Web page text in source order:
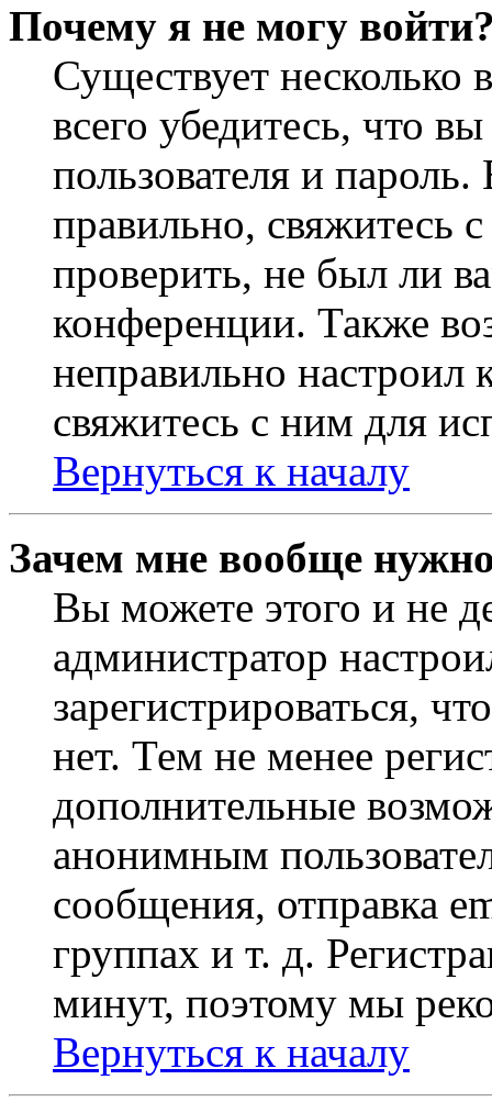
Почему я не могу
Существует
всего убедитесь, что
пользователя и
правильно, свяжитесь
проверить, не был ли
конференции. Также
неправильно
свяжитесь с ним для
Вернуться к началу
Зачем мне вообще
Вы можете этого и не
администратор
зарегистрироваться,
нет. Тем не менее
дополнительные
анонимным
сообщения, отправка
группах и т. д.
минут, поэтому мы
Вернуться к началу